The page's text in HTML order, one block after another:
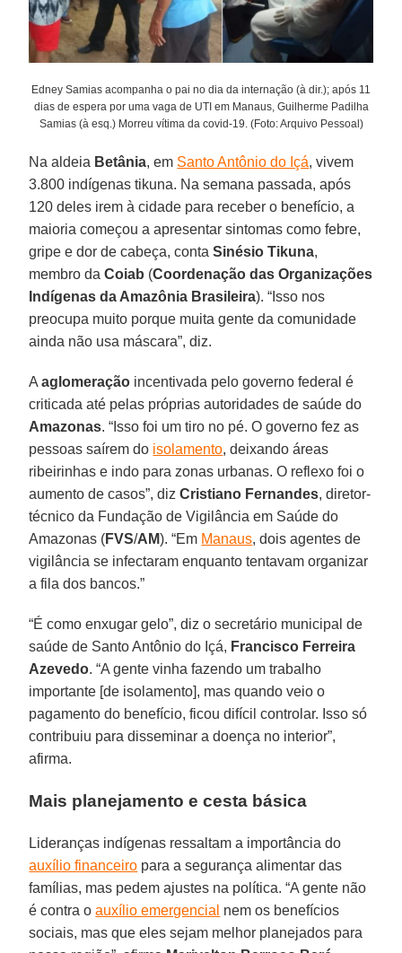
Edney Samias acompanha o pai no dia da internação (à dir.); após 11
dias de espera por uma vaga de UTI em Manaus, Guilherme Padilha
Samias (à esq.) Morreu vítima da covid-19. (Foto: Arquivo Pessoal)
Na aldeia Betânia, em Santo Antônio do Içá, vivem
3.800 indígenas tikuna. Na semana passada, após
120 deles irem à cidade para receber o benefício, a
maioria começou a apresentar sintomas como febre,
gripe e dor de cabeça, contaSinésio Tikuna,
membro daCoiab (Coordenação das Organizações
Indígenas da Amazônia Brasileira). “Isso nos
preocupa muito porque muita gente da comunidade
ainda não usa máscara”, diz.
Aaglomeração incentivada pelo governo federal é
criticada até pelas próprias autoridades de saúde do
Amazonas. “Isso foi um tiro no pé. O governo fez as
pessoas saírem do isolamento, deixando áreas
ribeirinhas e indo para zonas urbanas. O reflexo foi o
aumento de casos”, dizCristiano Fernandes, diretor-
técnico da Fundação de Vigilância em Saúde do
Amazonas (FVS/AM). “Em Manaus, dois agentes de
vigilância se infectaram enquanto tentavam organizar
a fila dos bancos.”
“É como enxugar gelo”, diz o secretário municipal de
saúde de Santo Antônio do Içá, Francisco Ferreira
Azevedo. “A gente vinha fazendo um trabalho
importante [de isolamento], mas quando veio o
pagamento do benefício, ficou difícil controlar. Isso só
contribuiu para disseminar a doença no interior”,
afirma.
Mais planejamento e cesta básica
Lideranças indígenas ressaltam a importância do
auxílio financeiro para a segurança alimentar das
famílias, mas pedem ajustes na política. “A gente não
é contra oauxílio emergencial nem os benefícios
sociais, mas que eles sejam melhor planejados para